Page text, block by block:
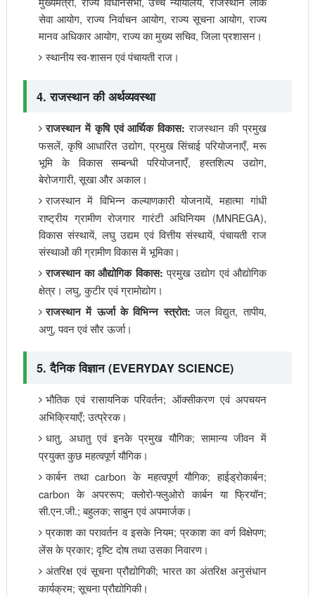
सेवा आयोग, राज्य निर्वाचन आयोग, राज्य सूचना आयोग, राज्य
मानव अधिकार आयोग, राज्य का मुख्य सचिव, जिला प्रशासन।
स्थानीय स्व-शासन एवं पंचायती राज।
4. राजस्थान की अर्थव्यवस्था
राजस्थान में कृषि एवं आर्थिक विकास: राजस्थान की प्रमुख
फसलें, कृषि आधारित उद्योग, प्रमुख सिंचाई परियोजनाएँ, मरू
भूमि के विकास सम्बन्धी परियोजनाएँ, हस्तशिल्प उद्योग,
बेरोजगारी, सूखा और अकाल।
राजस्थान में विभिन्न कल्याणकारी योजनायें, महात्मा गांधी
राष्ट्रीय ग्रामीण रोजगार गारंटी अधिनियम (MNREGA),
विकास संस्थायें, लघु उद्यम एवं वित्तीय संस्थायें, पंचायती राज
संस्थाओं की ग्रामीण विकास में भूमिका।
राजस्थान का औद्योगिक विकास: प्रमुख उद्योग एवं औद्योगिक
क्षेत्र। लघु, कुटीर एवं ग्रामोद्योग।
राजस्थान में ऊर्जा के विभिन्न स्त्रोत: जल विद्युत, तापीय,
अणु, पवन एवं सौर ऊर्जा।
5. दैनिक विज्ञान (EVERYDAY SCIENCE)
भौतिक एवं रासायनिक परिवर्तन; ऑक्सीकरण एवं अपचयन
अभिक्रियाएँ; उत्प्रेरक।
धातु, अधातु एवं इनके प्रमुख यौगिक; सामान्य जीवन में
प्रयुक्त कुछ महत्वपूर्ण यौगिक।
कार्बन तथा carbon के महत्वपूर्ण यौगिक; हाईड्रोकार्बन;
carbon के अपररूप; क्लोरो-फ्लुओरो कार्बन या फ्रियॉन;
सी.एन.जी.; बहुलक; साबुन एवं अपमार्जक।
प्रकाश का परावर्तन व इसके नियम; प्रकाश का वर्ण विक्षेपण;
लेंस के प्रकार; दृष्टि दोष तथा उसका निवारण।
अंतरिक्ष एवं सूचना प्रौद्योगिकी; भारत का अंतरिक्ष अनुसंधान
कार्यक्रम; सूचना प्रौद्योगिकी।